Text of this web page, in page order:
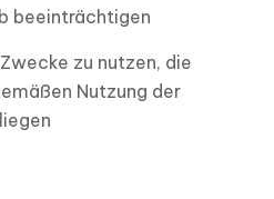
beeinträchtigen
zu nutzen, die
Nutzung der